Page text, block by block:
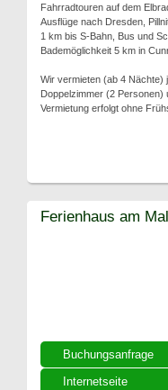
Fahrradtouren auf dem
Ausflüge nach Dresden,
1 km bis S-Bahn, Bus und
Bademöglichkeit 5 km in
Wir vermieten (ab 4 Nächte)
Doppelzimmer (2
Vermietung erfolgt ohne
Buchungsanfrage
Internetseite
Ferienhaus am